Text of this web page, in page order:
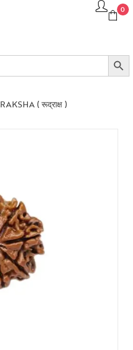
0
SEARCH BUTTON
( रूद्राक्ष )